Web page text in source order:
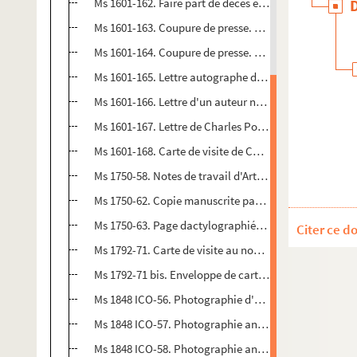
Ms 1601-163. Coupure de presse. L’éducation
Ms 1601-164. Coupure de presse. La Réforme :
Ms 1601-165. Lettre autographe d'A. Kegel à Félix
Ms 1601-166. Lettre d'un auteur non identifié à Félix
Ms 1601-167. Lettre de Charles Potvin
Ms 1601-168. Carte de visite de Charles Potvin à Félix
Ms 1750-58. Notes de travail d'Arthur Pougin :
Ms 1750-62. Copie manuscrite par Arthur Pougin de
Ms 1750-63. Page dactylographiée à contenu
Ms 1792-71. Carte de visite au nom d'Hippolyte
Ms 1792-71 bis. Enveloppe de carte de visite, libellée
Ms 1848 ICO-56. Photographie d'un dessin au
Ms 1848 ICO-57. Photographie ancienne d'un
Ms 1848 ICO-58. Photographie ancienne d'un
Citer ce